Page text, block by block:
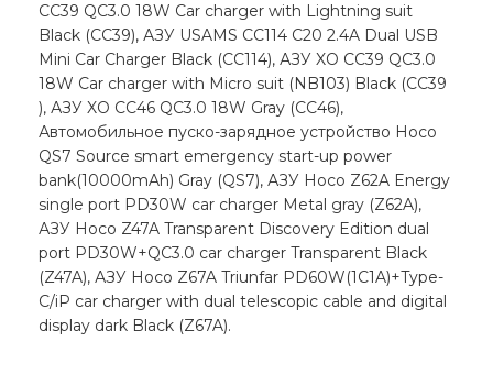
CC39 QC3.0 18W Car charger with Lightning suit
Black (CC39), АЗУ USAMS CC114 C20 2.4A Dual USB
Mini Car Charger Black (CC114), АЗУ XO CC39 QC3.0
18W Car charger with Micro suit (NB103) Black (CC39
), АЗУ XO CC46 QC3.0 18W Gray (CC46),
Автомобильное пуско-зарядное устройство Hoco
QS7 Source smart emergency start-up power
bank(10000mAh) Gray (QS7), АЗУ Hoco Z62A Energy
single port PD30W car charger Metal gray (Z62A),
АЗУ Hoco Z47A Transparent Discovery Edition dual
port PD30W+QC3.0 car charger Transparent Black
(Z47A), АЗУ Hoco Z67A Triunfar PD60W(1C1A)+Type-
C/iP car charger with dual telescopic cable and digital
display dark Black (Z67A).